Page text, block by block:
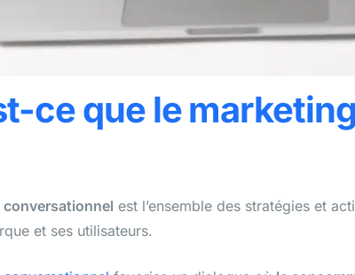
ce que le
conversationnel est l’ensemble des stratégies et
et ses utilisateurs.